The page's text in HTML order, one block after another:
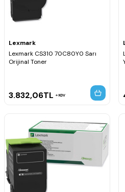
Lexmark
Lexmark CS310 70C80Y0 Sarı
Orijinal Toner
3.832,06TL KDV